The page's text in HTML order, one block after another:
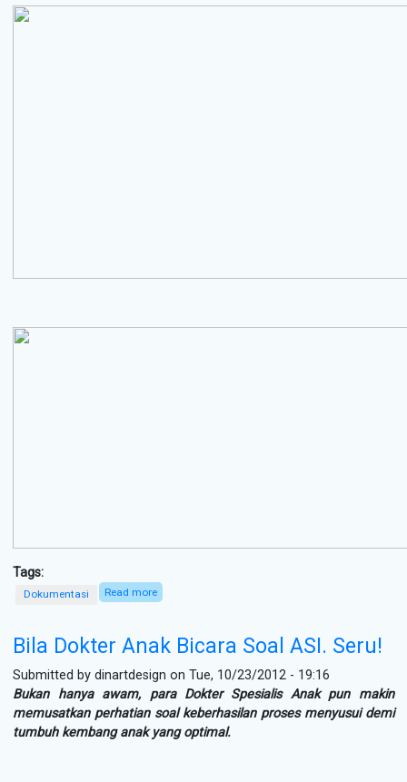
Tags:
Dokumentasi Read more
Bila Dokter Anak Bicara Soal ASI. Seru!
Submitted bydinartdesign on Tue, 10/23/2012 - 19:16
Bukan hanya awam, para Dokter Spesialis Anak pun makin
memusatkan perhatian soal keberhasilan proses menyusui demi
tumbuh kembang anak yang optimal.